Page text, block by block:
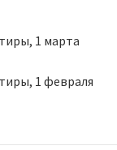
1 марта
1 февраля